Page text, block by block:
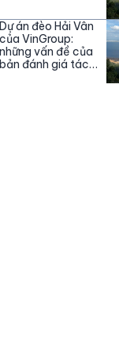
Dự án đèo Hải Vân
của VinGroup:
những vấn đề của
bản đánh giá tác